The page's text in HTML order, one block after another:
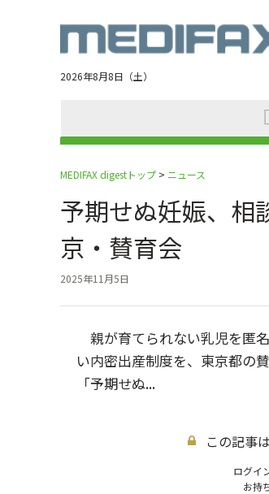
navigation
2026年8月8日（土）
MEDIFAX digestトップ > ニュース
予期せぬ妊娠、
京・賛育会
2025年11月5日
親が育てられない乳児を匿
い内密出産制度を、東京都の
「予期せぬ...
この記事
ログイ
お持